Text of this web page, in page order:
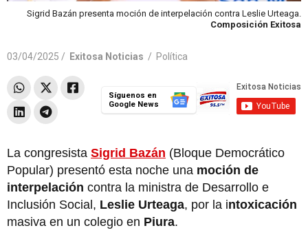
Sigrid Bazán presenta moción de interpelación contra Leslie Urteaga.
Composición Exitosa
03/04/2025 / Exitosa Noticias / Política
Síguenos en
Google News
La congresista Sigrid Bazán (Bloque Democrático
Popular) presentó esta noche una moción de
interpelación contra la ministra de Desarrollo e
Inclusión Social, Leslie Urteaga, por la intoxicación
masiva en un colegio en Piura.